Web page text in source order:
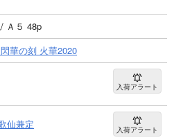
Ａ５ 48p
華の刻 火華2020
入荷アラート
仙兼定 入荷アラート